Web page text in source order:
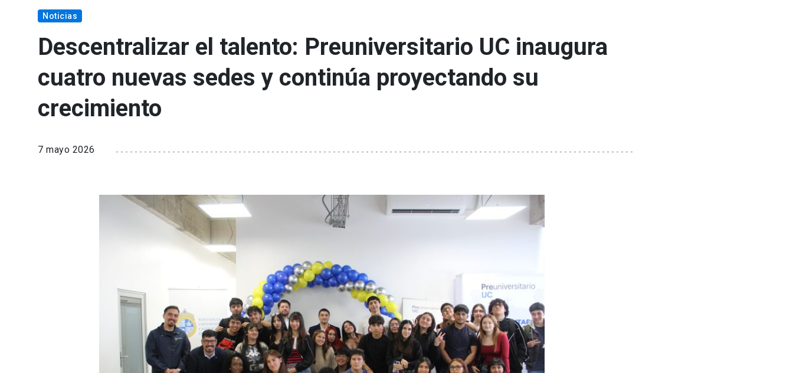
Noticias
Descentralizar el talento: Preuniversitario UC inaugura
cuatro nuevas sedes y continúa proyectando su
crecimiento
7 mayo 2026